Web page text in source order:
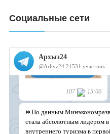
Социальные сети